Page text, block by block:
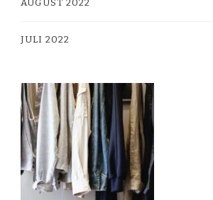
AUGUST 2022
JULI 2022